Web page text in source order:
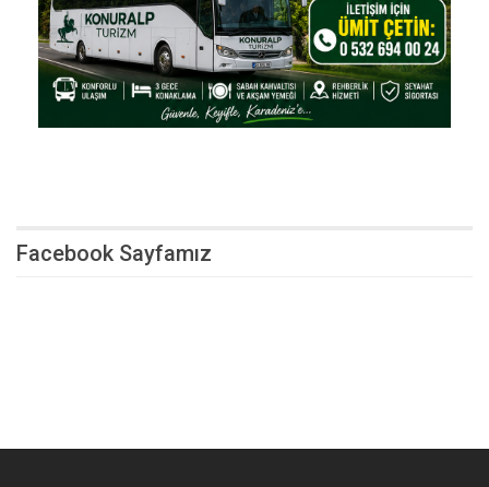
Facebook Sayfamız